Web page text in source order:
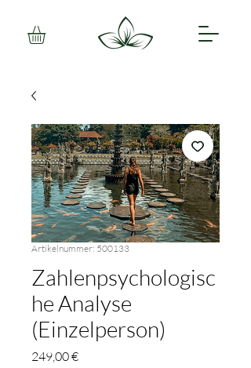
Artikelnummer: 500133
Zahlenpsychologisc
he Analyse
(Einzelperson)
249,00 €Preis